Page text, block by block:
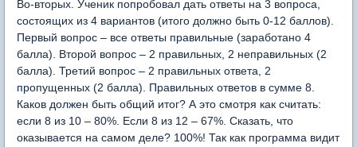
Во-вторых. Ученик попробовал дать ответы на 3 вопроса,
состоящих из 4 вариантов (итого должно быть 0-12 баллов).
Первый вопрос – все ответы правильные (заработано 4
балла). Второй вопрос – 2 правильных, 2 неправильных (2
балла). Третий вопрос – 2 правильных ответа, 2
пропущенных (2 балла). Правильных ответов в сумме 8.
Каков должен быть общий итог? А это смотря как считать:
если 8 из 10 – 80%. Если 8 из 12 – 67%. Сказать, что
оказывается на самом деле? 100%! Так как программа видит